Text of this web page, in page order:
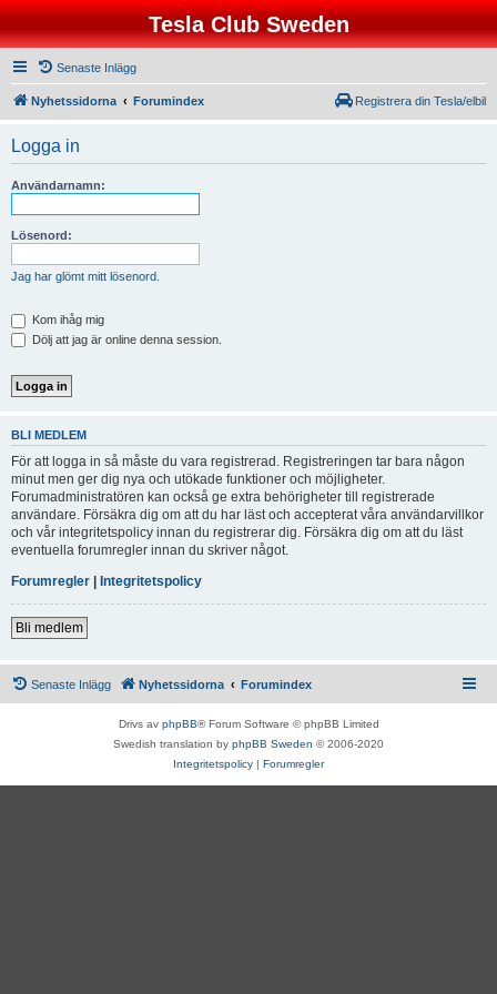
Tesla Club Sweden
Senaste Inlägg
Nyhetssidorna Forumindex Registrera din Tesla/elbil
Logga in
Användarnamn:
Lösenord:
Jag har glömt mitt lösenord.
Kom ihåg mig
Dölj att jag är online denna session.
BLI MEDLEM
För att logga in så måste du vara registrerad. Registreringen tar bara någon
minut men ger dig nya och utökade funktioner och möjligheter.
Forumadministratören kan också ge extra behörigheter till registrerade
användare. Försäkra dig om att du har läst och accepterat våra användarvillkor
och vår integritetspolicy innan du registrerar dig. Försäkra dig om att du läst
eventuella forumregler innan du skriver något.
Forumregler | Integritetspolicy
Bli medlem
Senaste Inlägg Nyhetssidorna Forumindex
Drivs av phpBB® Forum Software © phpBB Limited
Swedish translation by phpBB Sweden © 2006-2020
Integritetspolicy | Forumregler